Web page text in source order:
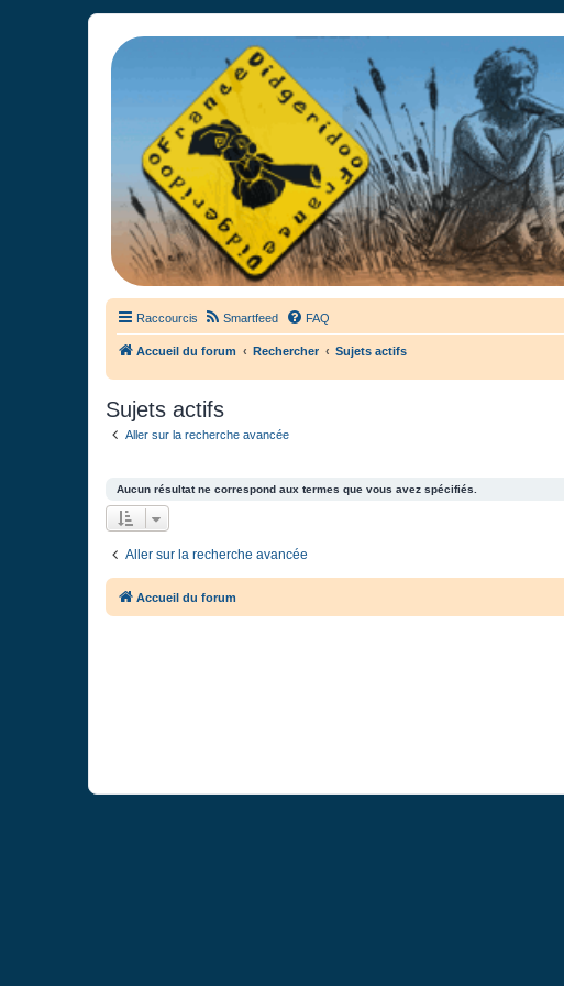
France Didgeridoo
Didgeridoo et Guimbarde sur France Didgeridoo - retrouvez la communauté.
Raccourcis Smartfeed FAQ
Accueil du forum Rechercher Sujets actifs
Sujets actifs
Aller sur la recherche avancée
Aucun résultat ne correspond aux termes que vous avez spécifiés.
Aller sur la recherche avancée
Accueil du forum